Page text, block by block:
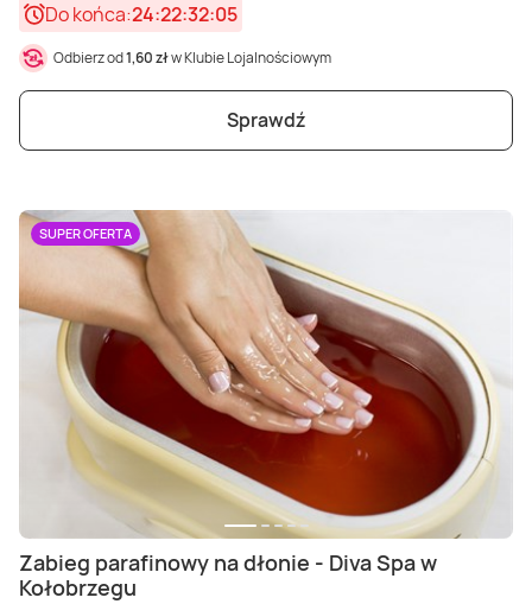
Do końca:24:22:32:03
Odbierz od1,60 złw Klubie Lojalnościowym
Sprawdź
SUPER OFERTA
Zabieg parafinowy na dłonie - Diva Spa w
Kołobrzegu